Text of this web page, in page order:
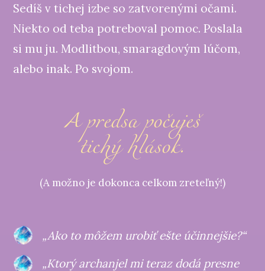
Sedíš v tichej izbe so zatvorenými očami.
Niekto od teba potreboval pomoc. Poslala
si mu ju. Modlitbou, smaragdovým lúčom,
alebo inak. Po svojom.
A predsa počuješ
tichý hlások.
(A možno je dokonca celkom zreteľný!)
„Ako to môžem urobiť ešte účinnejšie?“
„Ktorý archanjel mi teraz dodá presne